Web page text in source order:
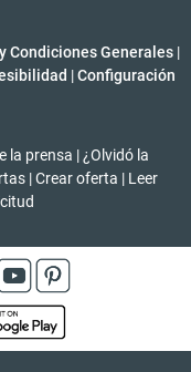
Condiciones Generales |
| Configuración
la prensa | ¿Olvidó la
| Crear oferta | Leer